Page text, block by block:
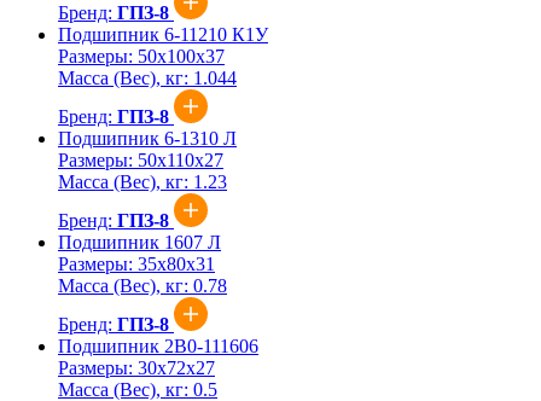
Бренд: ГПЗ-8
Подшипник 6-11210 К1У
Размеры: 50x100x37
Масса (Вес), кг: 1.044
Бренд: ГПЗ-8
Подшипник 6-1310 Л
Размеры: 50x110x27
Масса (Вес), кг: 1.23
Бренд: ГПЗ-8
Подшипник 1607 Л
Размеры: 35x80x31
Масса (Вес), кг: 0.78
Бренд: ГПЗ-8
Подшипник 2В0-111606
Размеры: 30x72x27
Масса (Вес), кг: 0.5